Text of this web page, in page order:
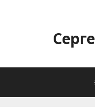
содержимому